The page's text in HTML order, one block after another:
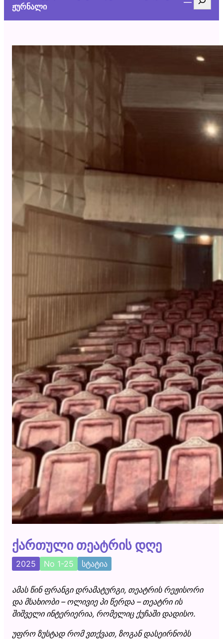
ჟურნალი
ქართული თეატრის დღე
2025 No 1-25 სტატია
ამას წინ ფრანგი დრამატურგი, თეატრის რეჟისორი
და მსახიობი – ოლივიე პი წერდა – თეატრი ის
შიშველი ინტერიერია, რომელიც ქუჩაში დადისო.
უფრო ზუსტად რომ ვთქვათ, ზოგან დასეირნობს